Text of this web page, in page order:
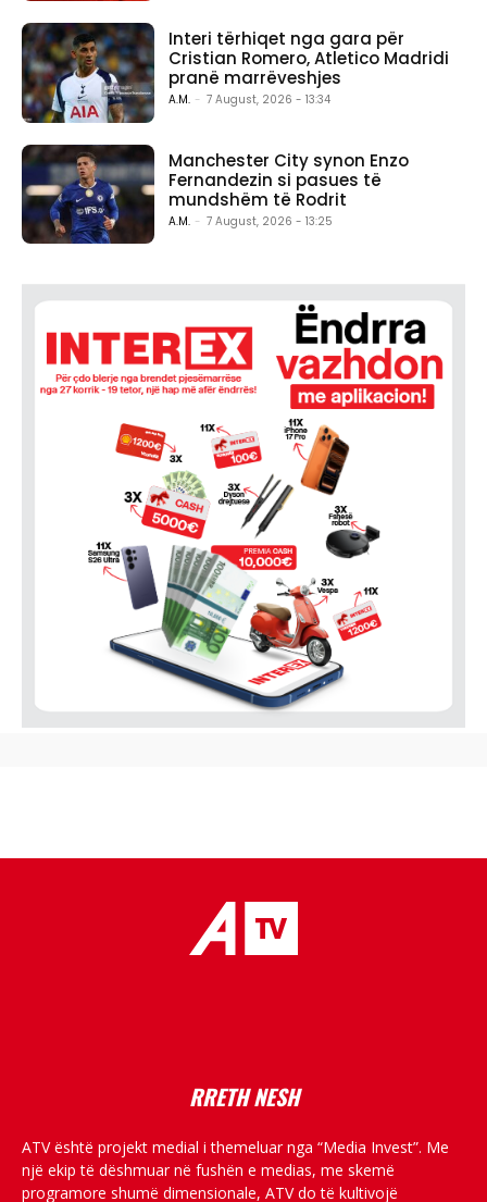
Interi tërhiqet nga gara për
Cristian Romero, Atletico Madridi
pranë marrëveshjes
A.M. - 7 August, 2026 - 13:34
Manchester City synon Enzo
Fernandezin si pasues të
mundshëm të Rodrit
A.M. - 7 August, 2026 - 13:25
RRETH NESH
ATV është projekt medial i themeluar nga “Media Invest”. Me
një ekip të dëshmuar në fushën e medias, me skemë
programore shumë dimensionale, ATV do të kultivojë